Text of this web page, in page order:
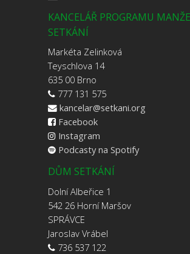
KANCELÁŘ PROGRAMU
SETKÁNÍ
Markéta Zelinková
Teyschlova 14
635 00 Brno
777 131 575
kancelar@setkani.org
Facebook
Instagram
Podcasty na Spotify
DŮM SETKÁNÍ
Dolní Albeřice 1
542 26 Horní Maršov
SPRÁVCE
Jaroslav Vrábel
736 537 122